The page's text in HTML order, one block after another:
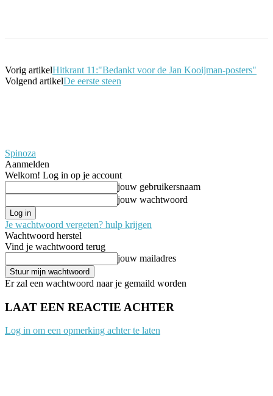
Vorig artikelHitkrant 11:"Bedankt voor de Jan Kooijman-posters"
Volgend artikelDe eerste steen
Spinoza
Aanmelden
Welkom! Log in op je account
jouw gebruikersnaam
jouw wachtwoord
Je wachtwoord vergeten? hulp krijgen
Wachtwoord herstel
Vind je wachtwoord terug
jouw mailadres
Er zal een wachtwoord naar je gemaild worden
LAAT EEN REACTIE ACHTER
Log in om een opmerking achter te laten